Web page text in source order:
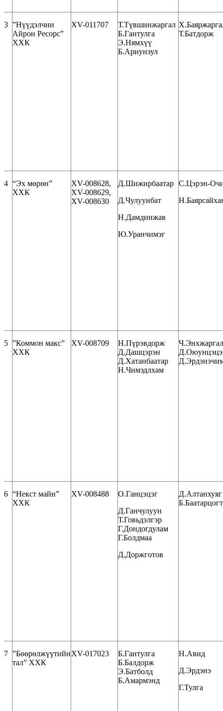
3 ”Нүүдэлчин
Айрон Ресорс”
ХХК
XV-011707
Т.Түвшинжаргал
Б.Гантулга
Э.Нямхүү
Б.Ариунзул
Т.Батдорж
4 “Эх мөрөн”
ХХК
ХV-008628,
ХV-008629,
ХV-008630
Д.Шижирбаатар
Д.Чулуунбат
Н.Дамдинжав
Ю.Уранчимэг
С.Цэрэн-
5 ”Коммон макс”
ХХК
XV-008709
Н.Пүрэвдорж
Д.Дашцэрэн
Д.Хатанбаатар
Н.Чимэдлхам
Ч.Энхжаргал
6 “Некст майн”
ХХК
XV-008488
О.Ганцэцэг
Д.Ганчулуун
Т.Говьдэлгэр
Г.Дондогдулам
Г.Болдмаа
Д.Доржготов
Д.Алтанхуяг
Б.Баатарцогт
7 ”Бөөрөлжүүтийн
тал” ХХК
XV-017023
Б.Гантулга
Б.Балдорж
Э.Батболд
Б.Амармэнд
Н.Авид
Д.Эрдэнэ
Г.Тулга